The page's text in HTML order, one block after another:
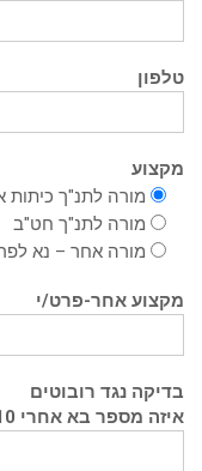
טלפון
מקצוע
מורה לתנ"ך כיתות
מורה לתנ"ך חט"ב
מורה אחר – נא
מקצוע אחר-פרט/י
בדיקה נגד רובוטים
איזה מספר בא אחרי 10